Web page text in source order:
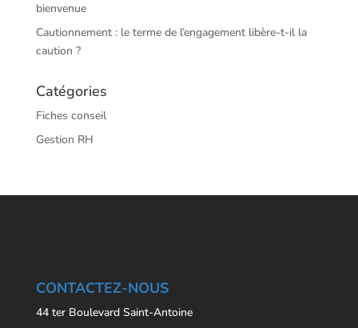
bienvenue
Cautionnement : le terme de l’engagement libère-t-il la
caution ?
Catégories
Fiches conseil
Gestion RH
CONTACTEZ-NOUS
44 ter Boulevard Saint-Antoine